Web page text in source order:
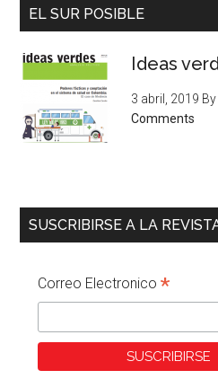
EL SUR POSIBLE
Ideas
3 abril, 2019
Comments
SUSCRIBIRSE A LA
Correo Electronico*